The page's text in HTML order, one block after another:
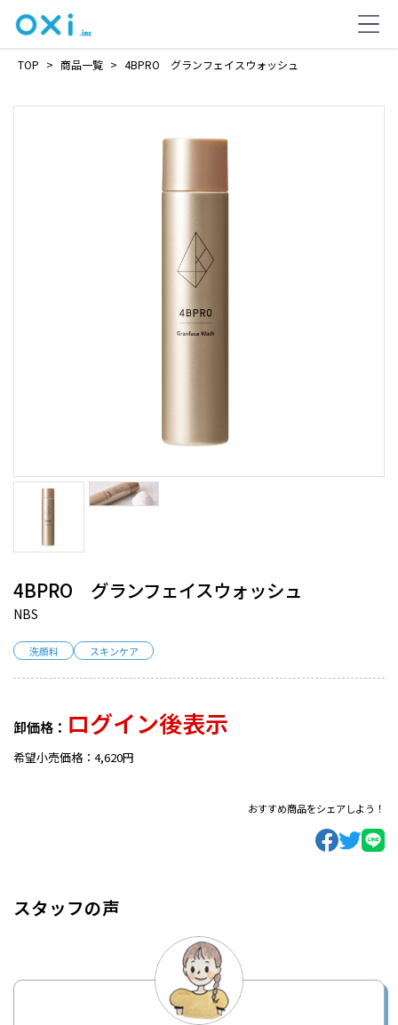
TOP > 商品一覧 > 4BPRO グランフェイスウォッシュ
4BPRO グランフェイスウォッシュ
NBS
洗顔料 スキンケア
卸価格： ログイン後表示
希望小売価格：4,620円
おすすめ商品をシェアしよう！
スタッフの声